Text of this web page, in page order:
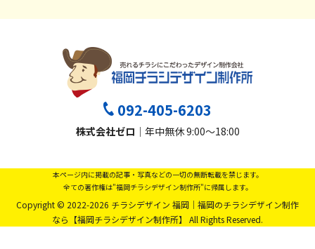
092-405-6203
株式会社ゼロ ｜年中無休 9:00～18:00
本ページ内に掲載の記事・写真などの一切の無断転載を禁じます。
全ての著作権は"福岡チラシデザイン制作所"に帰属します。
Copyright © 2022-2026 チラシデザイン 福岡｜福岡のチラシデザイン制作
なら【福岡チラシデザイン制作所】 All Rights Reserved.